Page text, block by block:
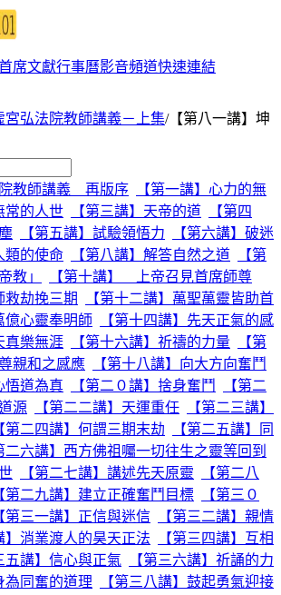
席文獻行事曆影音頻道快速連結
宮弘法院教師講義－上集/【第八一講】坤
教師講義 再版序
【第一講】心力的無
常的人世 【第三講】天帝的道
【第四
【第五講】試驗領悟力
【第六講】破迷
類的使命 【第八講】解答自然之道
【第
教」
【第十講】 上帝召見首席師尊
救劫挽三期
【第十二講】萬聖萬靈皆助首
億心靈奉明師
【第十四講】先天正氣的感
真樂無涯 【第十六講】祈禱的力量
【第
親和之感應
【第十八講】向大方向奮鬥
悟道為真
【第二０講】捨身奮鬥
【第二
源
【第二二講】天運重任
【第二三講】
第二四講】何謂三期末劫
【第二五講】同
二六講】西方佛祖囑一切往生之靈等回到
【第二七講】講述先天原靈
【第二八
第二九講】建立正確奮鬥目標
【第三０
第三一講】正信與迷信
【第三二講】親情
】消業渡人的昊天正法
【第三四講】互相
五講】信心與正氣
【第三六講】祈誦的力
為同奮的道理
【第三八講】鼓起勇氣迎接